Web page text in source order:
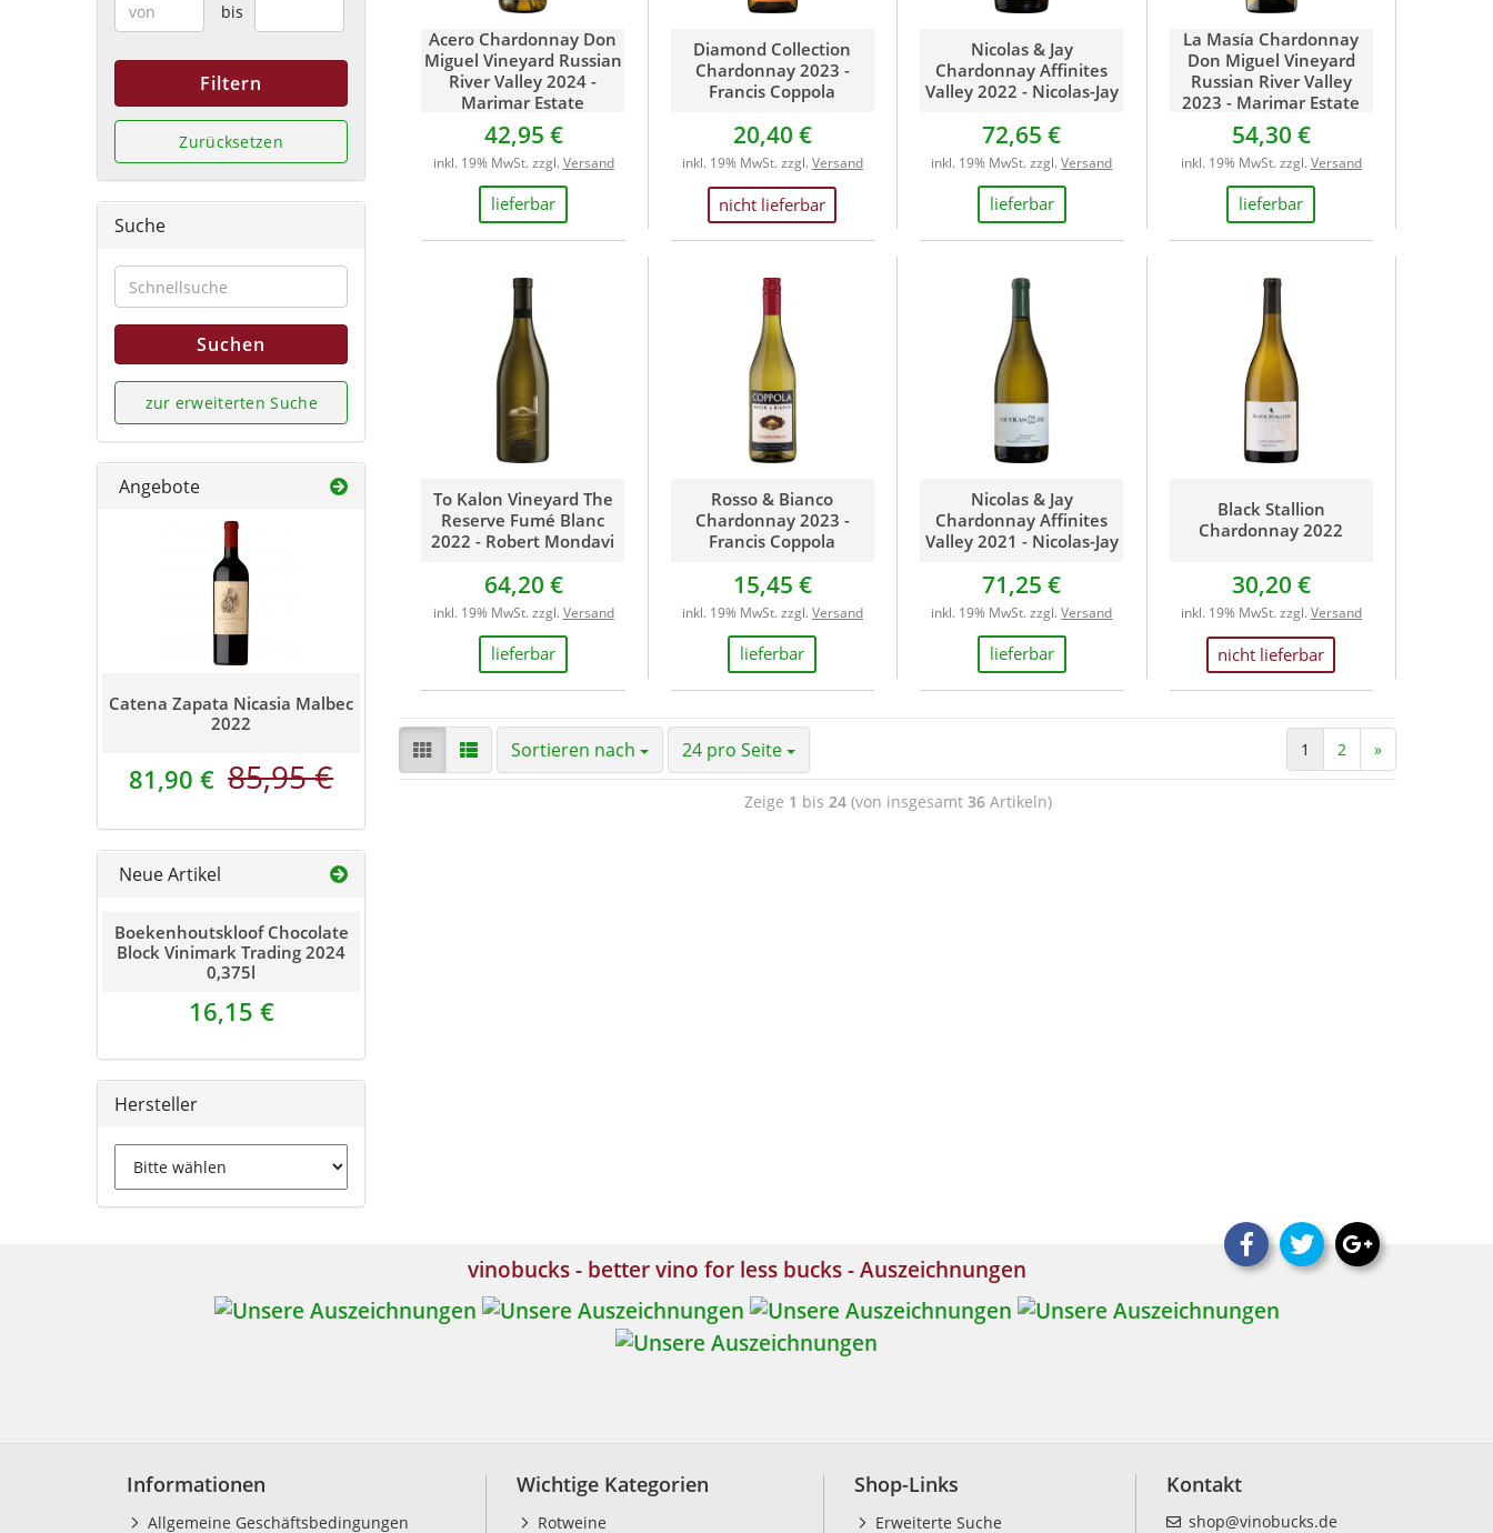
Acero Chardonnay Don
Miguel Vineyard Russian
River Valley 2024 -
Marimar Estate
42,95 €
lieferbar
inkl. 19% MwSt. zzgl. Versand
Diamond Collection
Chardonnay 2023 -
Francis Coppola
20,40 €
nicht lieferbar
inkl. 19% MwSt. zzgl. Versand
Nicolas & Jay
Chardonnay Affinites
Valley 2022 - Nicolas-Jay
72,65 €
lieferbar
inkl. 19% MwSt. zzgl.Versand
La Masía Chardonnay
Don Miguel Vineyard
Russian River Valley
2023 - Marimar Estate
54,30 €
lieferbar
inkl. 19% MwSt. zzgl. Versand
To Kalon Vineyard The
Reserve Fumé Blanc
2022 - Robert Mondavi
64,20 €
lieferbar
inkl. 19% MwSt. zzgl. Versand
Rosso & Bianco
Chardonnay 2023 -
Francis Coppola
15,45 €
lieferbar
inkl. 19% MwSt. zzgl. Versand
Nicolas & Jay
Chardonnay Affinites
Valley 2021 - Nicolas-Jay
71,25 €
lieferbar
inkl. 19% MwSt. zzgl.Versand
Black Stallion
Chardonnay 2022
30,20 €
nicht lieferbar
inkl. 19% MwSt. zzgl. Versand
Sortieren nach 24 pro Seite 1 2 »
Zeige 1 bis 24(von insgesamt 36Artikeln)
bis
Filtern
Zurücksetzen
Suche
Suchen
zur erweiterten Suche
Angebote
Catena Zapata Nicasia Malbec
2022
81,90 € 85,95 €
Neue Artikel
Boekenhoutskloof Chocolate
Block Vinimark Trading 2024
0,375l
16,15 €
Hersteller
vinobucks - better vino for less bucks - Auszeichnungen
Informationen
Allgemeine Geschäftsbedingungen
Wichtige Kategorien
Rotweine
Shop-Links
Erweiterte Suche
Kontakt
shop@vinobucks.de